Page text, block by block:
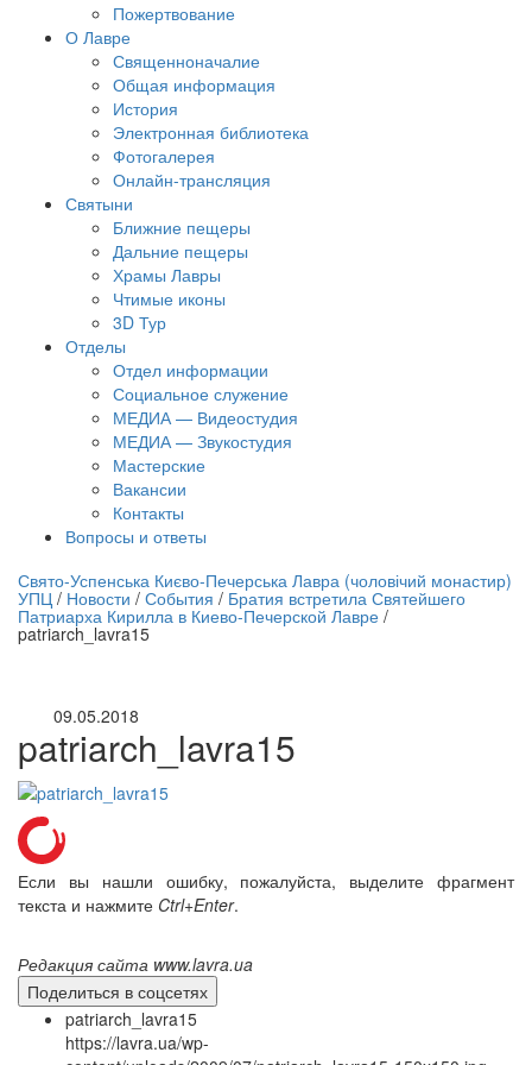
Пожертвование
О Лавре
Священноначалие
Общая информация
История
Электронная библиотека
Фотогалерея
Онлайн-трансляция
Святыни
Ближние пещеры
Дальние пещеры
Храмы Лавры
Чтимые иконы
3D Тур
Отделы
Отдел информации
Социальное служение
МЕДИА — Видеостудия
МЕДИА — Звукостудия
Мастерские
Вакансии
Контакты
Вопросы и ответы
трансляция | 12 сентября
трансляции
Свято-Успенська Києво-Печерська Лавра (чоловічий монастир)
УПЦ / Новости / События / Братия встретила Святейшего
Патриарха Кирилла в Киево-Печерской Лавре /
patriarch_lavra15
09.05.2018
patriarch_lavra15
Если вы нашли ошибку, пожалуйста, выделите фрагмент
текста и нажмите Ctrl+Enter.
Редакция сайта www.lavra.ua
Поделиться в соцсетях
patriarch_lavra15
https://lavra.ua/wp-